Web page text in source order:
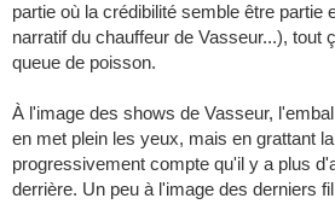
partie où la crédibilité semble être partie
narratif du chauffeur de Vasseur...), tout
queue de poisson.
À l'image des shows de Vasseur,
en met plein les yeux, mais en grattant
progressivement compte qu'il y a plus
derrière. Un peu à l'image des derniers